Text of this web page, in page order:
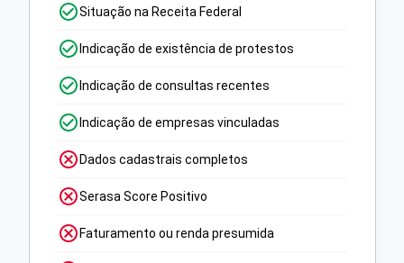
Situação na Receita Federal
Indicação de existência de protestos
Indicação de consultas recentes
Indicação de empresas vinculadas
Dados cadastrais completos
Serasa Score Positivo
Faturamento ou renda presumida